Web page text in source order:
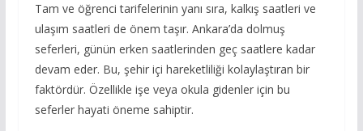
Tam ve öğrenci tarifelerinin yanı sıra, kalkış saatleri ve
ulaşım saatleri de önem taşır. Ankara’da dolmuş
seferleri, günün erken saatlerinden geç saatlere kadar
devam eder. Bu, şehir içi hareketliliği kolaylaştıran bir
faktördür. Özellikle işe veya okula gidenler için bu
seferler hayati öneme sahiptir.